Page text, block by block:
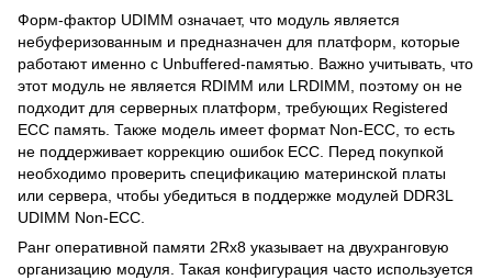
Форм-фактор UDIMM означает, что модуль является
небуферизованным и предназначен для платформ, которые
работают именно с Unbuffered-памятью. Важно учитывать, что
этот модуль не является RDIMM или LRDIMM, поэтому он не
подходит для серверных платформ, требующих Registered
ECC память. Также модель имеет формат Non-ECC, то есть
не поддерживает коррекцию ошибок ECC. Перед покупкой
необходимо проверить спецификацию материнской платы
или сервера, чтобы убедиться в поддержке модулей DDR3L
UDIMM Non-ECC.
Ранг оперативной памяти 2Rx8 указывает на двухранговую
организацию модуля. Такая конфигурация часто используется